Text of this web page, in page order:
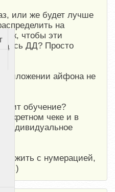
или же будет лучше
на
так, чтобы эти
весь ДД? Просто
приложении айфона не
обучение?
чеке и в
индивидуальное
с нумерацией,